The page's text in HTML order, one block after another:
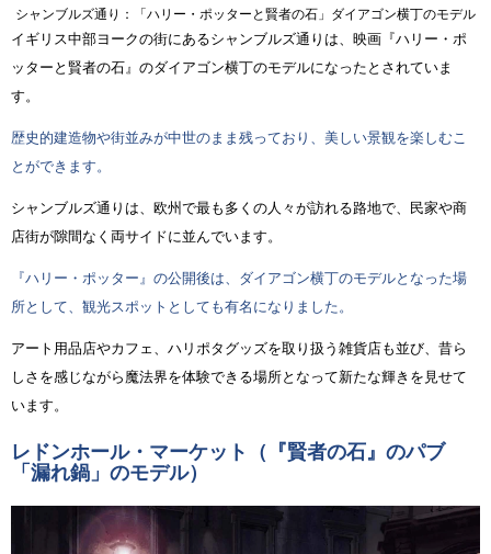
シャンブルズ通り：「ハリー・ポッターと賢者の石」ダイアゴン横丁のモデル
イギリス中部ヨークの街にあるシャンブルズ通りは、映画『ハリー・ポ
ッターと賢者の石』のダイアゴン横丁のモデルになったとされていま
す。
歴史的建造物や街並みが中世のまま残っており、美しい景観を楽しむこ
とができます。
シャンブルズ通りは、欧州で最も多くの人々が訪れる路地で、民家や商
店街が隙間なく両サイドに並んでいます。
『ハリー・ポッター』の公開後は、ダイアゴン横丁のモデルとなった場
所として、観光スポットとしても有名になりました。
アート用品店やカフェ、ハリポタグッズを取り扱う雑貨店も並び、昔ら
しさを感じながら魔法界を体験できる場所となって新たな輝きを見せて
います。
レドンホール・マーケット（『賢者の石』のパブ
「漏れ鍋」のモデル）